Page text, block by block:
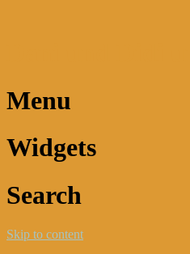
Menu
Widgets
Search
Skip to content